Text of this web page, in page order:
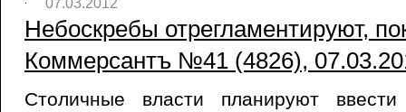
Небоскребы отрегламентируют,
Коммерсантъ №41 (4826),
Столичные власти планируют